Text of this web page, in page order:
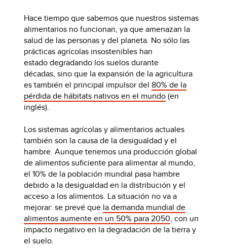
Hace tiempo que sabemos que nuestros sistemas
alimentarios no funcionan, ya que amenazan la
salud de las personas y del planeta. No sólo las
prácticas agrícolas insostenibles han
estado degradando los suelos durante
décadas, sino que la expansión de la agricultura
es también el principal impulsor del80% de la
pérdida de hábitats nativos en el mundo(en
inglés).
Los sistemas agrícolas y alimentarios actuales
también son la causa de la desigualdad y el
hambre. Aunque tenemos una producción global
de alimentos suficiente para alimentar al mundo,
el 10% de la población mundial pasa hambre
debido a la desigualdad en la distribución y el
acceso a los alimentos. La situación no va a
mejorar: se prevé que la demanda mundial de
alimentos aumente en un 50% para 2050, con un
impacto negativo en la degradación de la tierra y
el suelo.